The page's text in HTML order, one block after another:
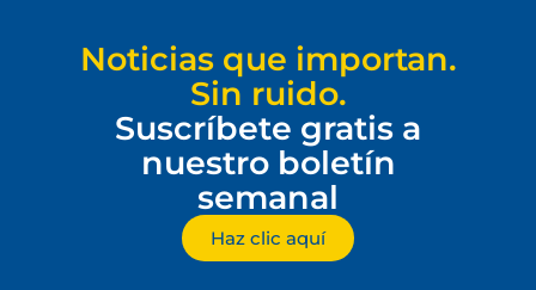
Noticias que importan.
Sin ruido.
Suscríbete gratis a
nuestro boletín
semanal
Haz clic aquí